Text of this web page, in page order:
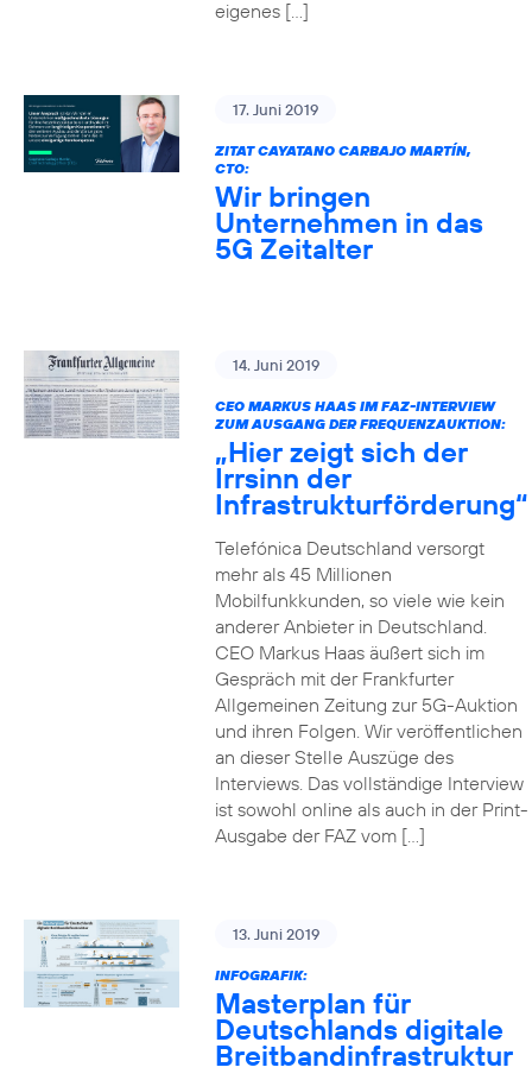
eigenes […]
17. Juni 2019
ZITAT CAYATANO CARBAJO MARTÍN,
CTO:
Wir bringen
Unternehmen in das
5G Zeitalter
14. Juni 2019
CEO MARKUS HAAS IM FAZ-INTERVIEW
ZUM AUSGANG DER FREQUENZAUKTION:
„Hier zeigt sich der
Irrsinn der
Infrastrukturförderung“
Telefónica Deutschland versorgt
mehr als 45 Millionen
Mobilfunkkunden, so viele wie kein
anderer Anbieter in Deutschland.
CEO Markus Haas äußert sich im
Gespräch mit der Frankfurter
Allgemeinen Zeitung zur 5G-Auktion
und ihren Folgen. Wir veröffentlichen
an dieser Stelle Auszüge des
Interviews. Das vollständige Interview
ist sowohl online als auch in der Print-
Ausgabe der FAZ vom […]
13. Juni 2019
INFOGRAFIK:
Masterplan für
Deutschlands digitale
Breitbandinfrastruktur